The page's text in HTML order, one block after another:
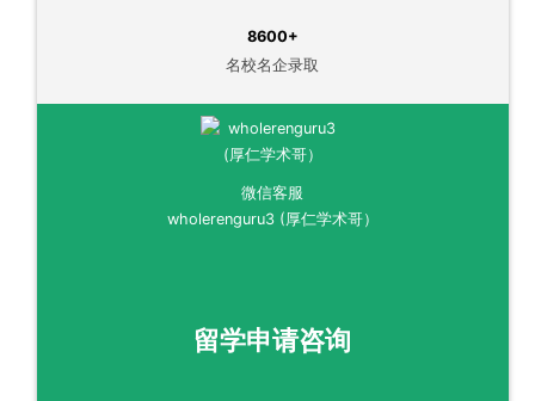
8600+
名校名企录取
微信客服
wholerenguru3 (厚仁学术哥）
留学申请咨询